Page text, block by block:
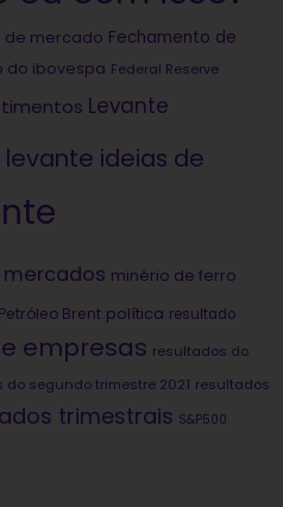
de mercado Fechamento de
do ibovespa Federal Reserve
Levante
levante ideias de
mercados minério de ferro
Petróleo Brent política resultado
empresas resultados do
do segundo trimestre 2021 resultados
trimestrais S&P500